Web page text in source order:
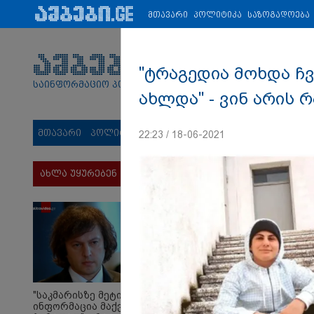
პარტნიორები: ახალი ამბები ეკონომიკა ვიდეო
საინფორმაციო პორტალი
მთავარი პოლიტიკა საზოგადოება
ახლა უყურებენ
"საკმარისზე მეტი
ინფორმაცია მაქვს
მთავარი პოლიტიკა საზოგადოება
"ტრაგედია მოხდა
ახლდა" - ვინ არის
22:23 / 18-06-2021